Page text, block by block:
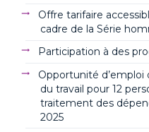
Offre tarifaire
cadre de la Série
Participation à des
Opportunité
du travail pour 12
traitement des
2025